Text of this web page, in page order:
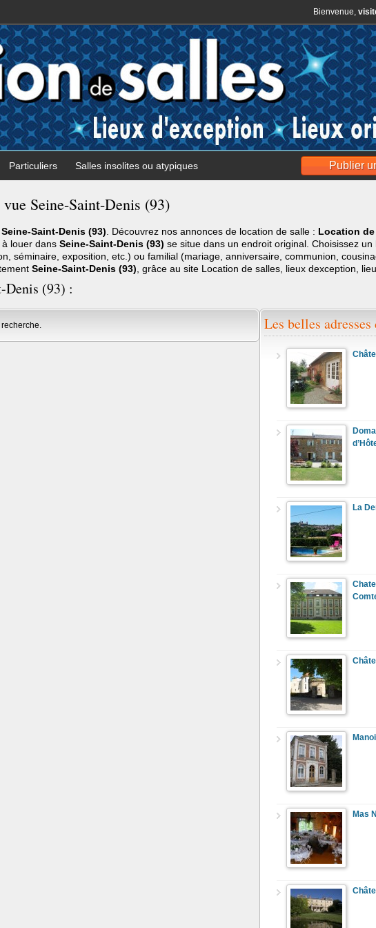
Bienvenue,
Publier
Particuliers Salles insolites ou atypiques
Seine-Saint-Denis (93)
Seine-Saint-Denis (93) . Découvrez nos annonces de location de salle : Location
à louer dans Seine-Saint-Denis (93) se situe dans un endroit original. Choisissez un
séminaire, exposition, etc.) ou familial (mariage, anniversaire, communion,
Seine-Saint-Denis (93) , grâce au site Location de salles, lieux dexception,
Denis (93) :
recherche. Les belles
La
Mas